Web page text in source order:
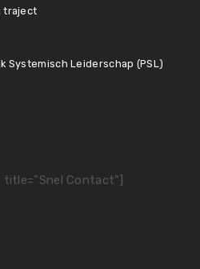
traject
Systemisch Leiderschap (PSL)
Contact"]